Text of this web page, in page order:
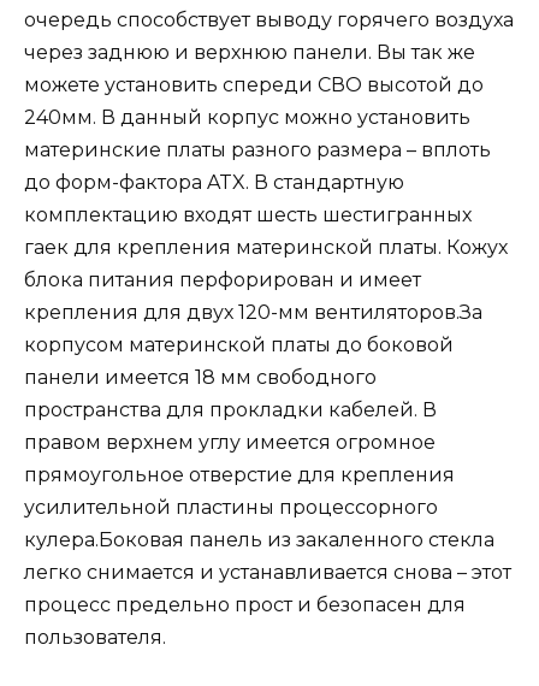
очередь способствует выводу горячего воздуха
через заднюю и верхнюю панели. Вы так же
можете установить спереди СВО высотой до
240мм. В данный корпус можно установить
материнские платы разного размера – вплоть
до форм-фактора ATX. В стандартную
комплектацию входят шесть шестигранных
гаек для крепления материнской платы. Кожух
блока питания перфорирован и имеет
крепления для двух 120-мм вентиляторов.За
корпусом материнской платы до боковой
панели имеется 18 мм свободного
пространства для прокладки кабелей. В
правом верхнем углу имеется огромное
прямоугольное отверстие для крепления
усилительной пластины процессорного
кулера.Боковая панель из закаленного стекла
легко снимается и устанавливается снова – этот
процесс предельно прост и безопасен для
пользователя.